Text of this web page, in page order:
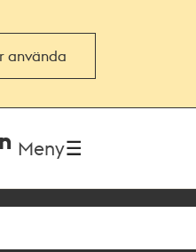
använda
Meny